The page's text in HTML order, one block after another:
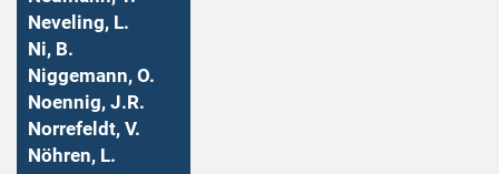
Neveling, L.
Ni, B.
Niggemann, O.
Noennig, J.R.
Norrefeldt, V.
Nöhren, L.